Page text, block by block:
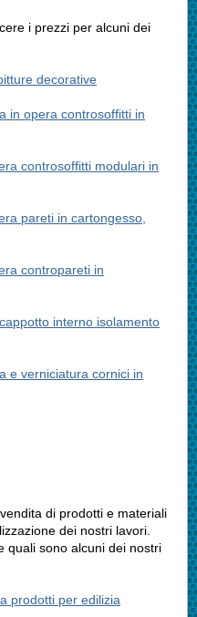
i prezzi per alcuni dei
decorative
in opera controsoffitti in
controsoffitti modulari in
pareti in cartongesso,
contropareti in
interno isolamento
e verniciatura cornici in
di prodotti e materiali
dei nostri lavori.
quali sono alcuni dei nostri
prodotti per edilizia